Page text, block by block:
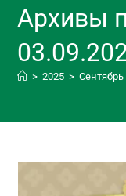
Архивы
> 2025 > Сентябрь